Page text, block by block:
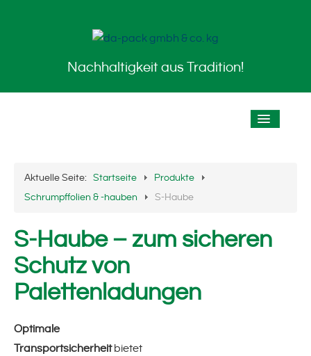
Nachhaltigkeit aus Tradition!
Das Unternehmen
Der Standort
Stellenangebote
Ausbildung
Aktuelle Seite: Startseite
Produkte
Schrumpffolien & -hauben
S-Haube
S-Haube – zum sicheren
Schutz von
Palettenladungen
Optimale
Transportsicherheitbietet